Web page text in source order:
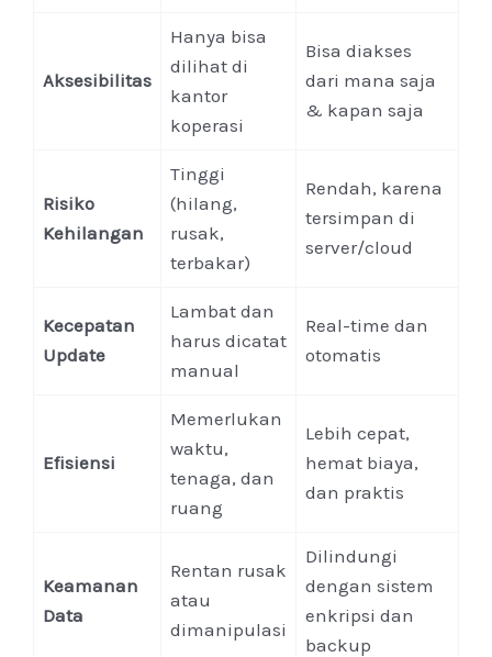
Aksesibilitas
Hanya bisa
dilihat di
kantor
koperasi
Bisa diakses
dari mana saja
& kapan saja
Risiko
Kehilangan
Tinggi
(hilang,
rusak,
terbakar)
Rendah, karena
tersimpan di
server/cloud
Kecepatan
Update
Lambat dan
harus dicatat
manual
Real-time dan
otomatis
Efisiensi
Memerlukan
waktu,
tenaga, dan
ruang
Lebih cepat,
hemat biaya,
dan praktis
Keamanan
Data
Rentan rusak
atau
dimanipulasi
Dilindungi
dengan sistem
enkripsi dan
backup